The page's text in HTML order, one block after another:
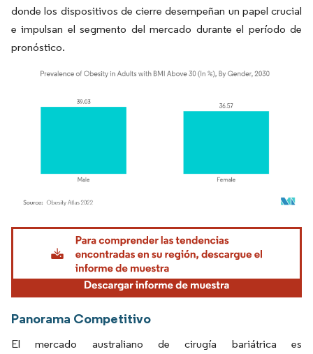
donde los dispositivos de cierre desempeñan un papel crucial
e impulsan el segmento del mercado durante el período de
pronóstico.
Imagen © Mordor Intelligence. El uso requiere atribución según CC BY 4.0.
Panorama Competitivo
El mercado australiano de cirugía bariátrica es